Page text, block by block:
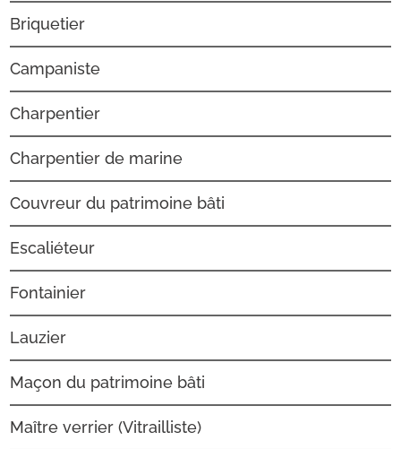
Briquetier
Campaniste
Charpentier
Charpentier de marine
Couvreur du patrimoine bâti
Escaliéteur
Fontainier
Lauzier
Maçon du patrimoine bâti
Maître verrier (Vitrailliste)